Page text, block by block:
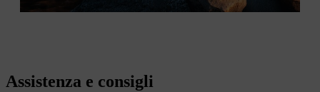
Assistenza e consigli